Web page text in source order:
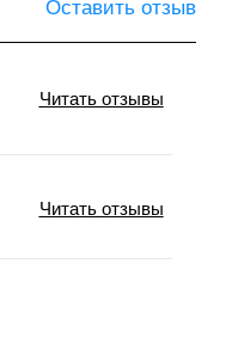
Оставить отзыв
Читать отзывы
Читать отзывы